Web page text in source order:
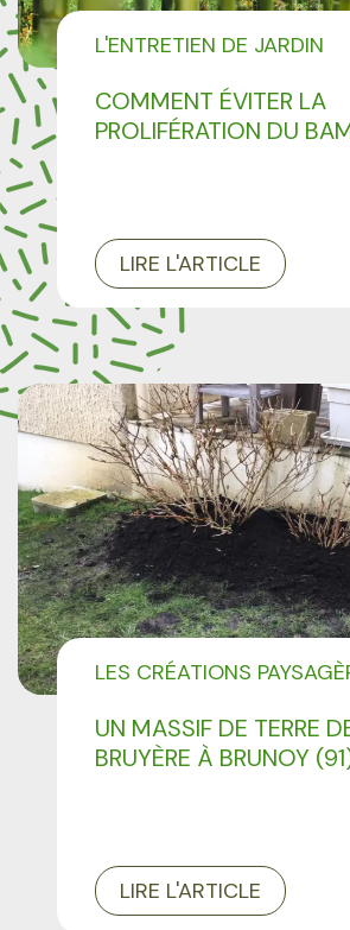
COMMENT ÉVITER LA
PROLIFÉRATION DU
L'ENTRETIEN DE JARDIN
LIRE L'ARTICLE
UN MASSIF DE TERRE
BRUYÈRE À BRUNOY
LES CRÉATIONS
LIRE L'ARTICLE